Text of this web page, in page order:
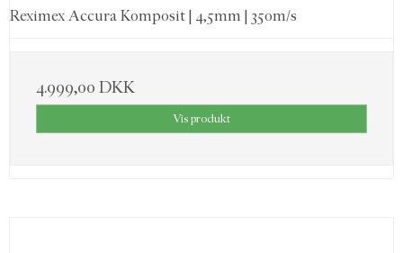
Reximex Accura Komposit | 4,5mm | 350m/s
4.999,00 DKK
Vis produkt